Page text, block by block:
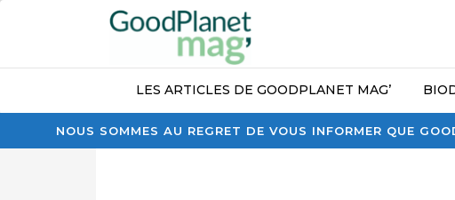
NOUS SOMMES AU REGRET DE VOUS INFORMER QUE
LES ARTICLES DE GOODPLANET MAG’